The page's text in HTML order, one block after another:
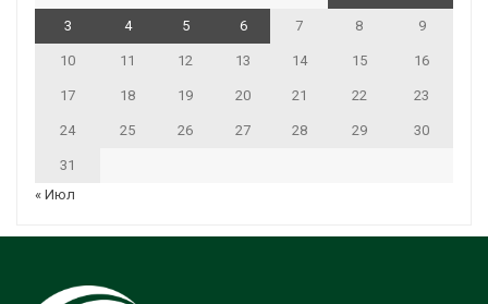
3 4 5 6 7 8 9
10 11 12 13 14 15 16
17 18 19 20 21 22 23
24 25 26 27 28 29 30
31
« Июл